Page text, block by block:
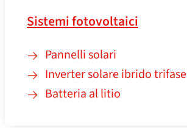
Sistemi fotovoltaici
Pannelli solari
Inverter solare ibrido trifase
Batteria al litio